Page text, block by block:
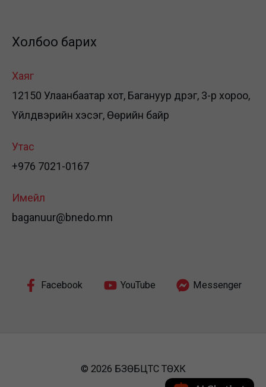
Холбоо барих
Хаяг
12150 Улаанбаатар хот, Багануур дүүрэг, 3-р хороо,
Үйлдвэрийн хэсэг, Өөрийн байр
Утас
+976 7021-0167
Имейл
baganuur@bnedo.mn
Facebook YouTube Messenger
© 2026 БЗӨБЦТС ТӨХК